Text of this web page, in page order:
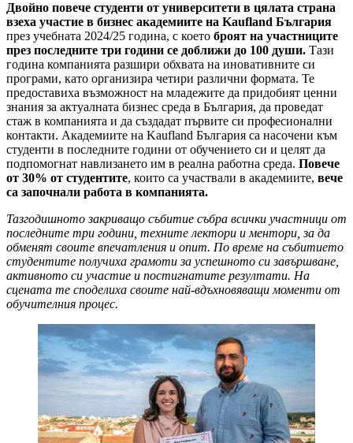
Двойно повече студенти от университети в цялата страна
взеха участие в бизнес академиите на Kaufland България
през учебната 2024/25 година, с което броят на участниците
през последните три години се доближи до 100 души. Тази
година компанията разшири обхвата на иновативните си
програми, като организира четири различни формата. Те
предоставиха възможност на младежите да придобият ценни
знания за актуалната бизнес среда в България, да проведат
стаж в компанията и да създадат първите си професионални
контакти. Академиите на Kaufland България са насочени към
студенти в последните години от обучението си и целят да
подпомогнат навлизането им в реална работна среда. Повече
от 30% от студентите, които са участвали в академиите, вече
са започнали работа в компанията.
Тазгодишното закриващо събитие събра всички участници от
последните три години, техните лектори и ментори, за да
обменят своите впечатления и опит. По време на събитието
студентите получиха грамоти за успешното си завършване,
активното си участие и постигнатите резултати. На
сцената те споделиха своите най-вдъхновяващи моменти от
обучителния процес.